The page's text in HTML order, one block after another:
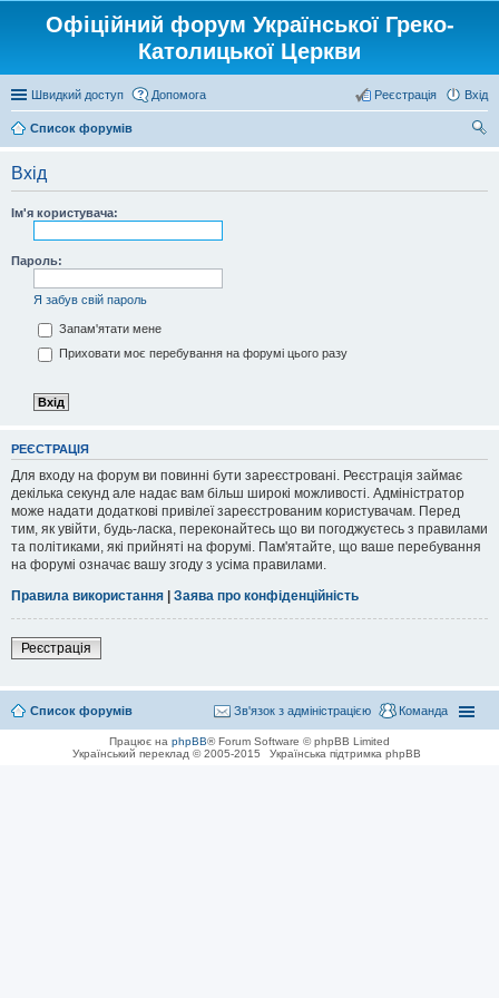
Офіційний форум Української Греко-
Католицької Церкви
Швидкий доступ Допомога Вхід
Реєстрація
Список форумів
Вхід
Ім'я користувача:
Пароль:
Я забув свій пароль
Запам'ятати мене
Приховати моє перебування на форумі цього разу
РЕЄСТРАЦІЯ
Для входу на форум ви повинні бути зареєстровані. Реєстрація займає
декілька секунд але надає вам більш широкі можливості. Адміністратор
може надати додаткові привілеї зареєстрованим користувачам. Перед
тим, як увійти, будь-ласка, переконайтесь що ви погоджуєтесь з правилами
та політиками, які прийняті на форумі. Пам'ятайте, що ваше перебування
на форумі означає вашу згоду з усіма правилами.
Правила використання | Заява про конфіденційність
Реєстрація
Список форумів Команда
Зв'язок з адміністрацією
Працює на phpBB® Forum Software © phpBB Limited
Український переклад © 2005-2015
Українська підтримка phpBB